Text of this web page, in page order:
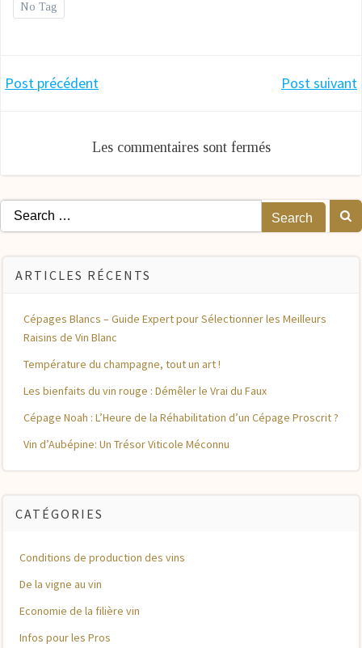
No Tag
Navigation
l’article
Post précédent
Navigation
l’article
Post suivant
Les commentaires sont fermés
Search
for:
ARTICLES RÉCENTS
Cépages Blancs – Guide Expert pour Sélectionner les Meilleurs
Raisins de Vin Blanc
Température du champagne, tout un art !
Les bienfaits du vin rouge : Démêler le Vrai du Faux
Cépage Noah : L’Heure de la Réhabilitation d’un Cépage Proscrit ?
Vin d’Aubépine: Un Trésor Viticole Méconnu
CATÉGORIES
Conditions de production des vins
De la vigne au vin
Economie de la filière vin
Infos pour les Pros